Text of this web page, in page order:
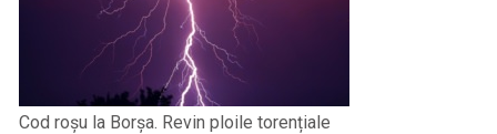
Cod roșu la Borșa. Revin ploile torențiale